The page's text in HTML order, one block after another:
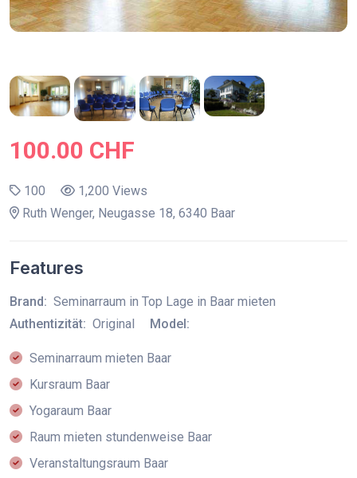
100.00 CHF
100
1,200 Views
Ruth Wenger, Neugasse 18, 6340 Baar
Features
Brand: Seminarraum in Top Lage in Baar mieten
Authentizität: Original Model:
Seminarraum mieten Baar
Kursraum Baar
Yogaraum Baar
Raum mieten stundenweise Baar
Veranstaltungsraum Baar